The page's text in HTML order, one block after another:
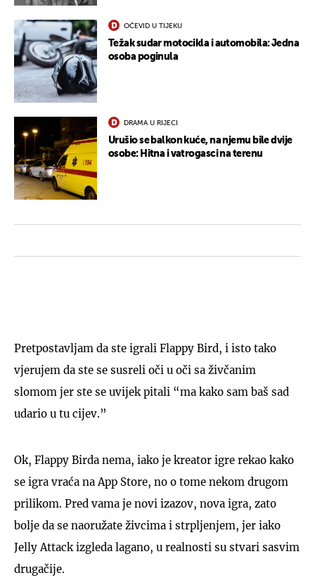
OČEVID U TIJEKU
Težak sudar motocikla i automobila: Jedna
osoba poginula
DRAMA U RIJECI
Urušio se balkon kuće, na njemu bile dvije
osobe: Hitna i vatrogasci na terenu
Pretpostavljam da ste igrali Flappy Bird, i isto tako
vjerujem da ste se susreli oči u oči sa živčanim
slomom jer ste se uvijek pitali “ma kako sam baš sad
udario u tu cijev.”
Ok, Flappy Birda nema, iako je kreator igre rekao kako
se igra vraća na App Store, no o tome nekom drugom
prilikom. Pred vama je novi izazov, nova igra, zato
bolje da se naoružate živcima i strpljenjem, jer iako
Jelly Attack izgleda lagano, u realnosti su stvari sasvim
drugačije.